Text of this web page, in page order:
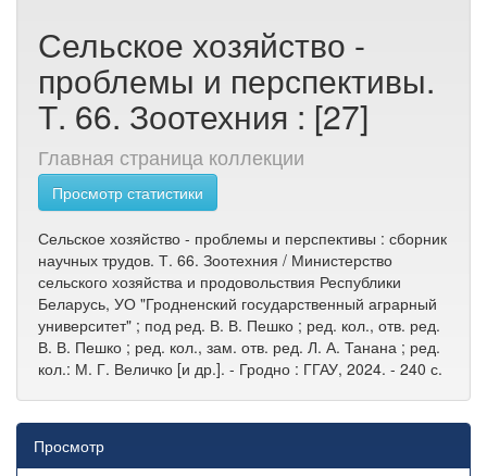
Сельское хозяйство -
проблемы и перспективы.
Т. 66. Зоотехния : [27]
Главная страница коллекции
Просмотр статистики
Сельское хозяйство - проблемы и перспективы : сборник
научных трудов. Т. 66. Зоотехния / Министерство
сельского хозяйства и продовольствия Республики
Беларусь, УО "Гродненский государственный аграрный
университет" ; под ред. В. В. Пешко ; ред. кол., отв. ред.
В. В. Пешко ; ред. кол., зам. отв. ред. Л. А. Танана ; ред.
кол.: М. Г. Величко [и др.]. - Гродно : ГГАУ, 2024. - 240 с.
Просмотр